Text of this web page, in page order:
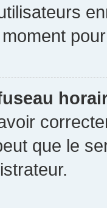
que le